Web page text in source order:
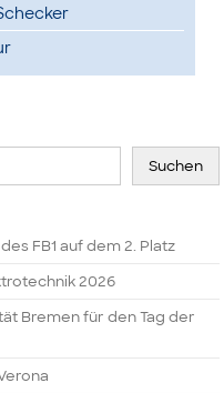
Suchen
FB1 auf dem 2. Platz
2026
Bremen für den Tag der